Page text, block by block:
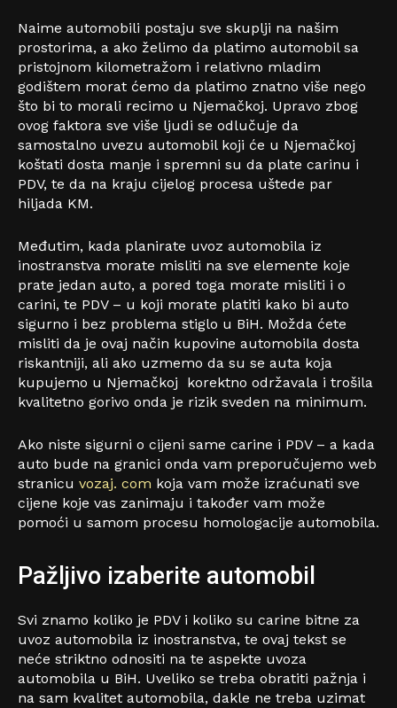
Naime automobili postaju sve skuplji na našim
prostorima, a ako želimo da platimo automobil sa
pristojnom kilometražom i relativno mladim
godištem morat ćemo da platimo znatno više nego
što bi to morali recimo u Njemačkoj. Upravo zbog
ovog faktora sve više ljudi se odlučuje da
samostalno uvezu automobil koji će u Njemačkoj
koštati dosta manje i spremni su da plate carinu i
PDV, te da na kraju cijelog procesa uštede par
hiljada KM.
Međutim, kada planirate uvoz automobila iz
inostranstva morate misliti na sve elemente koje
prate jedan auto, a pored toga morate misliti i o
carini, te PDV – u koji morate platiti kako bi auto
sigurno i bez problema stiglo u BiH. Možda ćete
misliti da je ovaj način kupovine automobila dosta
riskantniji, ali ako uzmemo da su se auta koja
kupujemo u Njemačkoj korektno održavala i trošila
kvalitetno gorivo onda je rizik sveden na minimum.
Ako niste sigurni o cijeni same carine i PDV – a kada
auto bude na granici onda vam preporučujemo web
stranicu vozaj. com koja vam može izraćunati sve
cijene koje vas zanimaju i također vam može
pomoći u samom procesu homologacije automobila.
Pažljivo izaberite automobil
Svi znamo koliko je PDV i koliko su carine bitne za
uvoz automobila iz inostranstva, te ovaj tekst se
neće striktno odnositi na te aspekte uvoza
automobila u BiH. Uveliko se treba obratiti pažnja i
na sam kvalitet automobila, dakle ne treba uzimat